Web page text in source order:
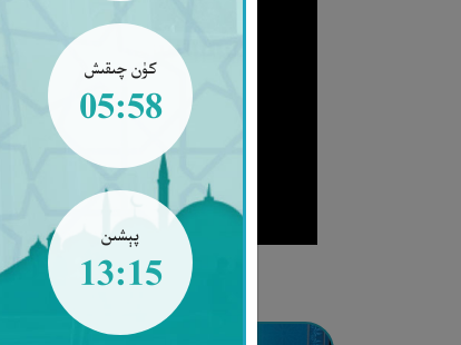
كۈن چىقىش
05:58
پېشىن
13:15